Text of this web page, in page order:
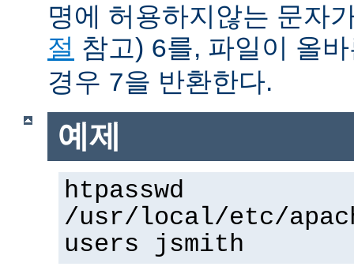
명에 허용하지않는 문자
절 참고) 6를, 파일이 올
경우 7을 반환한다.
예제
htpasswd
/usr/local/etc/
users jsmith